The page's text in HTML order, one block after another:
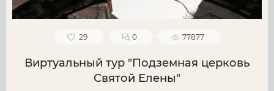
29 0 77877
Виртуальный тур "Подземная церковь
Святой Елены"